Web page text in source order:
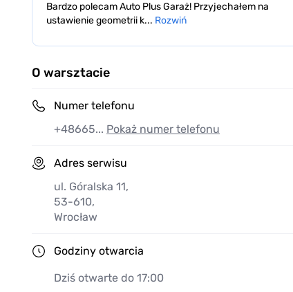
Bardzo polecam Auto Plus Garaż! Przyjechałem na
ustawienie geometrii k... Rozwiń
1
of
O warsztacie
Numer telefonu
+48665... Pokaż numer telefonu
Adres serwisu
ul. Góralska 11,
53-610,
Wrocław
Godziny otwarcia
Dziś otwarte do 17:00